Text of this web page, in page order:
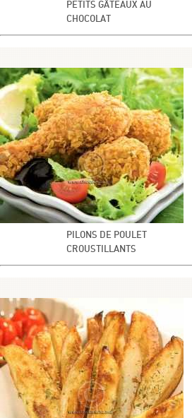
PETITS GÂTEAUX AU
CHOCOLAT
PILONS DE POULET
CROUSTILLANTS